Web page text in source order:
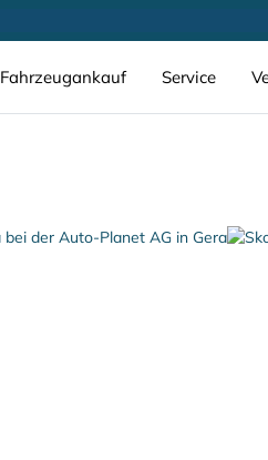
Fahrzeugankauf Service